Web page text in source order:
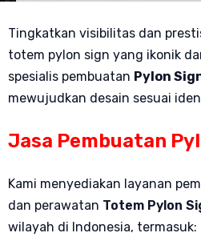
Tingkatkan visibilitas dan
totem pylon sign yang ikonik
spesialis pembuatan Pylon
mewujudkan desain sesuai
Jasa Pembuatan
Kami menyediakan layanan
dan perawatan Totem Pylon
wilayah di Indonesia, termasuk: